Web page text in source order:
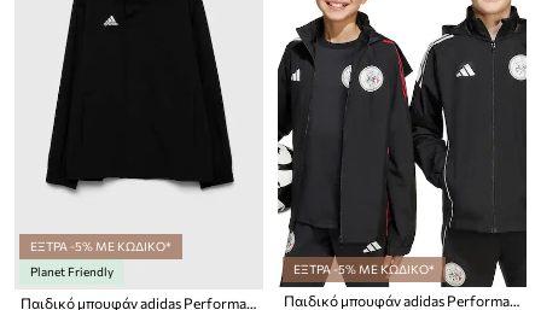
ΕΞΤΡΑ -5% ΜΕ ΚΩΔΙΚΟ*
Planet Friendly
ΕΞΤΡΑ -5% ΜΕ ΚΩΔΙΚΟ*
Παιδικό μπουφάν adidas Performance AJAX